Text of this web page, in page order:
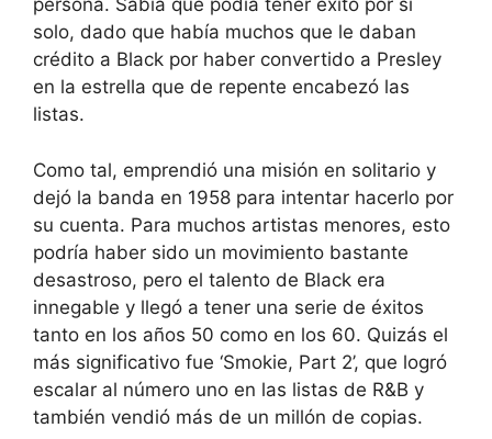
persona. Sabía que podía tener éxito por sí
solo, dado que había muchos que le daban
crédito a Black por haber convertido a Presley
en la estrella que de repente encabezó las
listas.
Como tal, emprendió una misión en solitario y
dejó la banda en 1958 para intentar hacerlo por
su cuenta. Para muchos artistas menores, esto
podría haber sido un movimiento bastante
desastroso, pero el talento de Black era
innegable y llegó a tener una serie de éxitos
tanto en los años 50 como en los 60. Quizás el
más significativo fue ‘Smokie, Part 2’, que logró
escalar al número uno en las listas de R&B y
también vendió más de un millón de copias.